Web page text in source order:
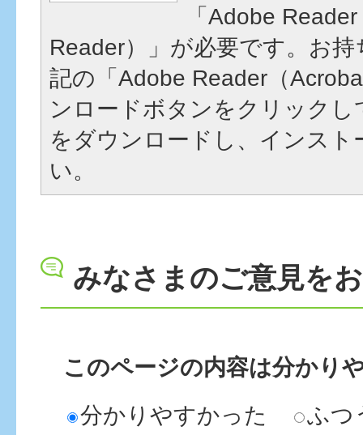
「Adobe
Reader）」が必要です。お
記の「Adobe Reader（
ンロードボタンをクリック
をダウンロードし、インスト
い。
みなさまのご意見を
このページの内容は分かり
分かりやすかった
ふつ